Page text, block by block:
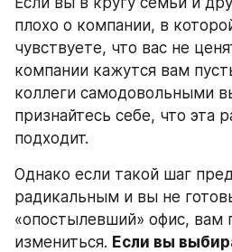
плохо о компании, в
чувствуете, что вас не
компании кажутся вам
коллеги самодовольными
признайтесь себе, что эта
подходит.
Однако если такой шаг
радикальным и вы не
«опостылевший» офис, вам
измениться. Если вы